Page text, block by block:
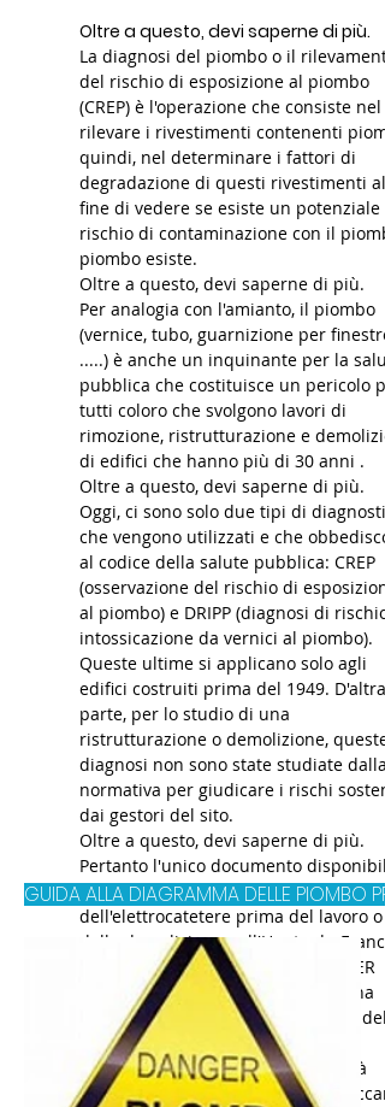
Oltre a questo, devi saperne di più.
La diagnosi del piombo o il rilevamento
del rischio di esposizione al piombo
(CREP) è l'operazione che consiste nel
rilevare i rivestimenti contenenti
quindi, nel determinare i fattori di
degradazione di questi rivestimenti al
fine di vedere se esiste un potenziale
rischio di contaminazione con il
piombo esiste.
Oltre a questo, devi saperne di più.
Per analogia con l'amianto, il piombo
(vernice, tubo, guarnizione per finestre
.....) è anche un inquinante per la
pubblica che costituisce un pericolo
tutti coloro che svolgono lavori di
rimozione, ristrutturazione e
di edifici che hanno più di 30 anni .
Oltre a questo, devi saperne di più.
Oggi, ci sono solo due tipi di
che vengono utilizzati e che
al codice della salute pubblica: CREP
(osservazione del rischio di
al piombo) e DRIPP (diagnosi di rischio
intossicazione da vernici al piombo).
Queste ultime si applicano solo agli
edifici costruiti prima del 1949. D'altra
parte, per lo studio di una
ristrutturazione o demolizione, queste
diagnosi non sono state studiate dalla
normativa per giudicare i rischi
dai gestori del sito.
Oltre a questo, devi saperne di più.
Pertanto l'unico documento disponibile
per effettuare una diagnosi
dell'elettrocatetere prima del lavoro o
della demolizione nell'Hauts-de-
quello redatto dal DIRECCTE CENTER
((Raccomandazioni per eseguire una
diagnosi dell'elettrocatetere prima del
lavoro (Al di fuori del campo di
applicazione del codice della sanità
pubblica )) che potete scaricare
GUIDA ALLA DIAGRAMMA DELLE PIOMBO